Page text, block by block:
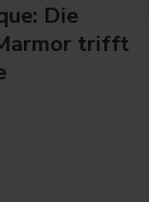
Die
trifft